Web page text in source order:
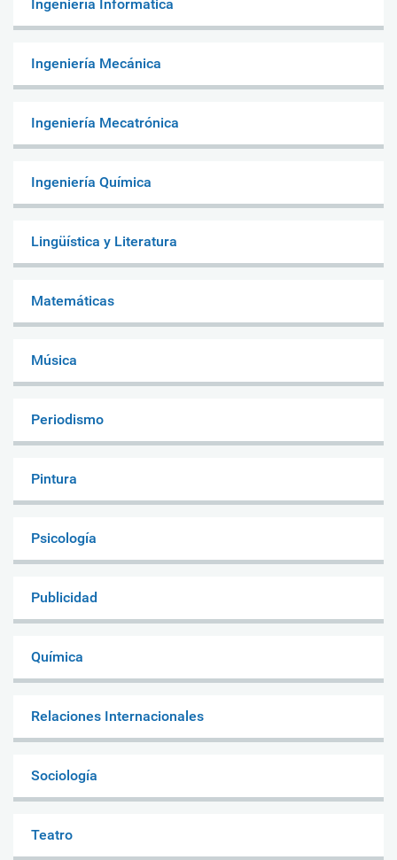
Ingeniería Informática
Ingeniería Mecánica
Ingeniería Mecatrónica
Ingeniería Química
Lingüística y Literatura
Matemáticas
Música
Periodismo
Pintura
Psicología
Publicidad
Química
Relaciones Internacionales
Sociología
Teatro